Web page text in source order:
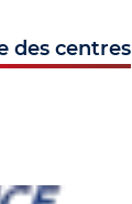
des centres